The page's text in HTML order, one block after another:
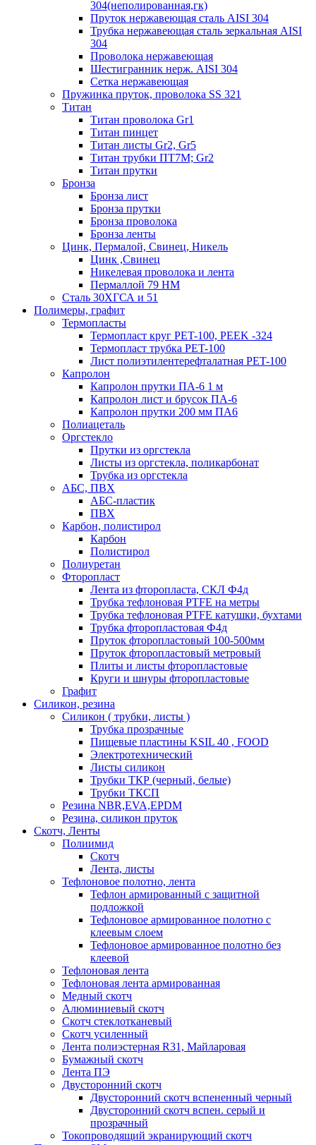
304(неполированная,гк)
Пруток нержавеющая сталь AISI 304
Трубка нержавеющая сталь зеркальная AISI
304
Проволока нержавеющая
Шестигранник нерж. AISI 304
Сетка нержавеющая
Пружинка пруток, проволока SS 321
Титан
Титан проволока Gr1
Титан пинцет
Титан листы Gr2, Gr5
Титан трубки ПТ7М; Gr2
Титан прутки
Бронза
Бронза лист
Бронза прутки
Бронза проволока
Бронза ленты
Цинк, Пермалой, Свинец, Никель
Цинк ,Свинец
Никелевая проволока и лента
Пермаллой 79 НМ
Сталь 30ХГСА и 51
Полимеры, графит
Термопласты
Термопласт круг PET-100, PEEK -324
Термопласт трубка PET-100
Лист полиэтилентерефталатная PET-100
Капролон
Капролон прутки ПА-6 1 м
Капролон лист и брусок ПА-6
Капролон прутки 200 мм ПА6
Полиацеталь
Оргстекло
Прутки из оргстекла
Листы из оргстекла, поликарбонат
Трубка из оргстекла
АБС, ПВХ
АБС-пластик
ПВХ
Карбон, полистирол
Карбон
Полистирол
Полиуретан
Фторопласт
Лента из фторопласта, СКЛ Ф4д
Трубка тефлоновая PTFE на метры
Трубка тефлоновая PTFE катушки, бухтами
Трубка фторопластовая Ф4д
Пруток фторопластовый 100-500мм
Пруток фторопластовый метровый
Плиты и листы фторопластовые
Круги и шнуры фторопластовые
Графит
Силикон, резина
Силикон ( трубки, листы )
Трубка прозрачные
Пищевые пластины KSIL 40 , FOOD
Электротехнический
Листы силикон
Трубки ТКР (черный, белые)
Трубки ТКСП
Резина NBR,EVA,EPDM
Резина, силикон пруток
Скотч, Ленты
Полиимид
Скотч
Лента, листы
Тефлоновое полотно, лента
Тефлон армированный с защитной
подложкой
Тефлоновое армированное полотно с
клеевым слоем
Тефлоновое армированное полотно без
клеевой
Тефлоновая лента
Тефлоновая лента армированная
Медный скотч
Алюминиевый скотч
Скотч стеклотканевый
Скотч усиленный
Лента полиэстерная R31, Майларовая
Бумажный скотч
Лента ПЭ
Двусторонний скотч
Двусторонний скотч вспененный черный
Двусторонний скотч вспен. серый и
прозрачный
Токопроводящий экранирующий скотч